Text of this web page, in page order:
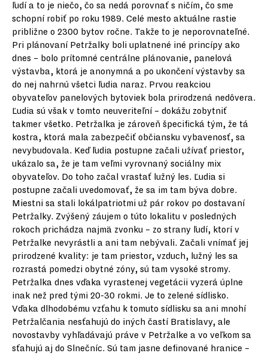
ľudí a to je niečo, čo sa nedá porovnať s ničím, čo sme
schopní robiť po roku 1989. Celé mesto aktuálne rastie
približne o 2300 bytov ročne. Takže to je neporovnateľné.
Pri plánovaní Petržalky boli uplatnené iné princípy ako
dnes – bolo prítomné centrálne plánovanie, panelová
výstavba, ktorá je anonymná a po ukončení výstavby sa
do nej nahrnú všetci ľudia naraz. Prvou reakciou
obyvateľov panelových bytoviek bola prirodzená nedôvera.
Ľudia sú však v tomto neuveriteľní – dokážu zobytniť
takmer všetko. Petržalka je zároveň špecifická tým, že tá
kostra, ktorá mala zabezpečiť občiansku vybavenosť, sa
nevybudovala. Keď ľudia postupne začali užívať priestor,
ukázalo sa, že je tam veľmi vyrovnaný sociálny mix
obyvateľov. Do toho začal vrastať lužný les. Ľudia si
postupne začali uvedomovať, že sa im tam býva dobre.
Miestni sa stali lokálpatriotmi už pár rokov po dostavaní
Petržalky. Zvýšený záujem o túto lokalitu v posledných
rokoch prichádza najmä zvonku – zo strany ľudí, ktorí v
Petržalke nevyrástli a ani tam nebývali. Začali vnímať jej
prirodzené kvality: je tam priestor, vzduch, lužný les sa
rozrastá pomedzi obytné zóny, sú tam vysoké stromy.
Petržalka dnes vďaka vyrastenej vegetácii vyzerá úplne
inak než pred tými 20-30 rokmi. Je to zelené sídlisko.
Vďaka dlhodobému vzťahu k tomuto sídlisku sa ani mnohí
Petržalčania nesťahujú do iných častí Bratislavy, ale
novostavby vyhľadávajú práve v Petržalke a vo veľkom sa
sťahujú aj do Slnečníc. Sú tam jasne definované hranice –